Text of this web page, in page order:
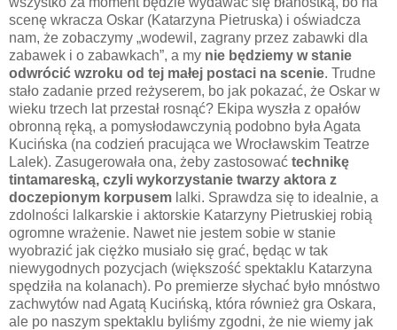
scenę wkracza Oskar (Katarzyna Pietruska) i oświadcza
nam, że zobaczymy „wodewil, zagrany przez zabawki dla
zabawek i o zabawkach”, a my nie będziemy w stanie
odwrócić wzroku od tej małej postaci na scenie. Trudne
stało zadanie przed reżyserem, bo jak pokazać, że Oskar w
wieku trzech lat przestał rosnąć? Ekipa wyszła z opałów
obronną ręką, a pomysłodawczynią podobno była Agata
Kucińska (na codzień pracująca we Wrocławskim Teatrze
Lalek). Zasugerowała ona, żeby zastosować technikę
tintamareską, czyli wykorzystanie twarzy aktora z
doczepionym korpusem lalki. Sprawdza się to idealnie, a
zdolności lalkarskie i aktorskie Katarzyny Pietruskiej robią
ogromne wrażenie. Nawet nie jestem sobie w stanie
wyobrazić jak ciężko musiało się grać, będąc w tak
niewygodnych pozycjach (większość spektaklu Katarzyna
spędziła na kolanach). Po premierze słychać było mnóstwo
zachwytów nad Agatą Kucińską, która również gra Oskara,
ale po naszym spektaklu byliśmy zgodni, że nie wiemy jak